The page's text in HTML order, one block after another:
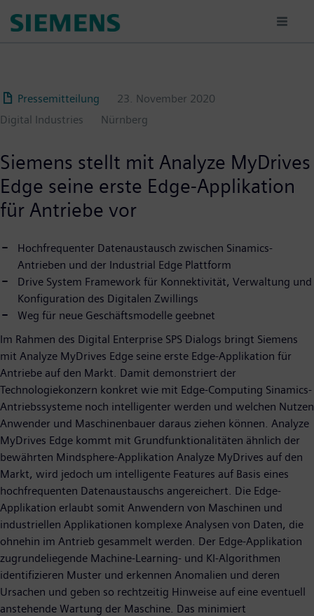
para
Pressemitteilung
23. November 2020
Digital Industries
Nürnberg
Siemens stellt mit Analyze MyDrives
Edge seine erste Edge-Applikation
für Antriebe vor
Hochfrequenter Datenaustausch zwischen Sinamics-
Antrieben und der Industrial Edge Plattform
Drive System Framework für Konnektivität, Verwaltung und
Konfiguration des Digitalen Zwillings
Weg für neue Geschäftsmodelle geebnet
Im Rahmen des Digital Enterprise SPS Dialogs bringt Siemens
mit Analyze MyDrives Edge seine erste Edge-Applikation für
Antriebe auf den Markt. Damit demonstriert der
Technologiekonzern konkret wie mit Edge-Computing Sinamics-
Antriebssysteme noch intelligenter werden und welchen Nutzen
Anwender und Maschinenbauer daraus ziehen können. Analyze
MyDrives Edge kommt mit Grundfunktionalitäten ähnlich der
bewährten Mindsphere-Applikation Analyze MyDrives auf den
Markt, wird jedoch um intelligente Features auf Basis eines
hochfrequenten Datenaustauschs angereichert. Die Edge-
Applikation erlaubt somit Anwendern von Maschinen und
industriellen Applikationen komplexe Analysen von Daten, die
ohnehin im Antrieb gesammelt werden. Der Edge-Applikation
zugrundeliegende Machine-Learning- und KI-Algorithmen
identifizieren Muster und erkennen Anomalien und deren
Ursachen und geben so rechtzeitig Hinweise auf eine eventuell
anstehende Wartung der Maschine. Das minimiert